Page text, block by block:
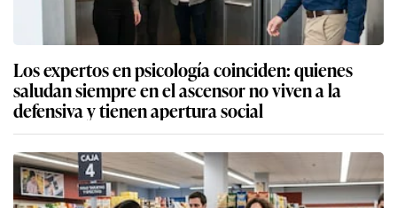
Los expertos en psicología coinciden: quienes
saludan siempre en el ascensor no viven a la
defensiva y tienen apertura social